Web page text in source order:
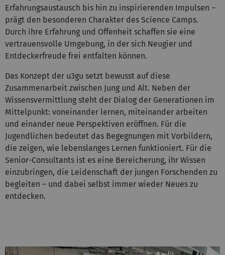
Erfahrungsaustausch bis hin zu inspirierenden Impulsen –
prägt den besonderen Charakter des Science Camps.
Durch ihre Erfahrung und Offenheit schaffen sie eine
vertrauensvolle Umgebung, in der sich Neugier und
Entdeckerfreude frei entfalten können.
Das Konzept der u3gu setzt bewusst auf diese
Zusammenarbeit zwischen Jung und Alt. Neben der
Wissensvermittlung steht der Dialog der Generationen im
Mittelpunkt: voneinander lernen, miteinander arbeiten
und einander neue Perspektiven eröffnen. Für die
Jugendlichen bedeutet das Begegnungen mit Vorbildern,
die zeigen, wie lebenslanges Lernen funktioniert. Für die
Senior-Consultants ist es eine Bereicherung, ihr Wissen
einzubringen, die Leidenschaft der jungen Forschenden zu
begleiten – und dabei selbst immer wieder Neues zu
entdecken.